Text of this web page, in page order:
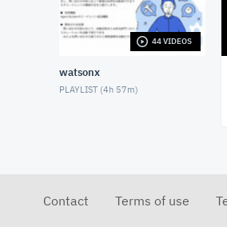
44 VIDEOS
watsonx
PLAYLIST (4h 57m)
Contact Terms of use